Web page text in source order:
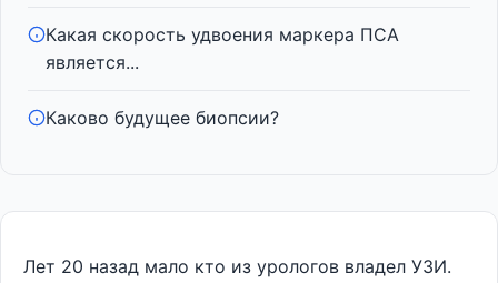
Какая скорость удвоения маркера ПСА
является...
Каково будущее биопсии?
Лет 20 назад мало кто из урологов владел УЗИ.